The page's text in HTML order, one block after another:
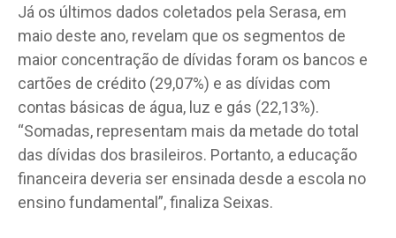
Já os últimos dados coletados pela Serasa, em
maio deste ano, revelam que os segmentos de
maior concentração de dívidas foram os bancos e
cartões de crédito (29,07%) e as dívidas com
contas básicas de água, luz e gás (22,13%).
“Somadas, representam mais da metade do total
das dívidas dos brasileiros. Portanto, a educação
financeira deveria ser ensinada desde a escola no
ensino fundamental”, finaliza Seixas.